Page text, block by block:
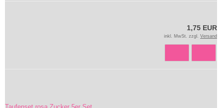
1,75 EUR
inkl. MwSt. zzgl. Versand
Taufenset rosa Zucker 5er Set